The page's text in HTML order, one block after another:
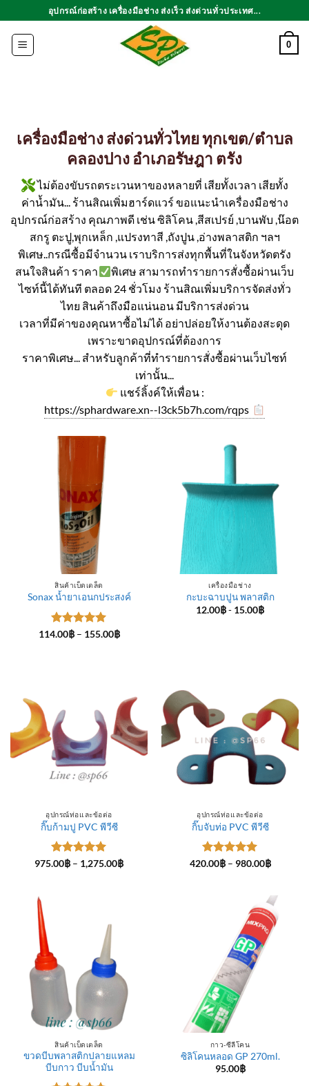
ไป
เนื้อหา
อุปกรณ์ก่อสร้าง เครื่องมือช่าง ส่งเร็ว ส่งด่วนทั่วประเทศ...
0
เครื่องมือช่าง ส่งด่วนทั่วไทย ทุกเขต/ตำบล
คลองปาง อำเภอรัษฎา ตรัง
ไม่ต้องขับรถตระเวนหาของหลายที่ เสียทั้งเวลา เสียทั้ง
ค่าน้ำมัน... ร้านสิณเพิ่มฮาร์ดแวร์ ขอแนะนำเครื่องมือช่าง
อุปกรณ์ก่อสร้าง คุณภาพดี เช่น ซิลิโคน ,สีสเปรย์ ,บานพับ ,น๊อต
สกรู ตะปู,พุกเหล็ก ,แปรงทาสี ,ถังปูน ,อ่างพลาสติก ฯลฯ
พิเศษ..กรณีซื้อมีจำนวน เราบริการส่งทุกพื้นที่ในจังหวัดตรัง
สนใจสินค้า ราคา
พิเศษ สามารถทำรายการสั่งซื้อผ่านเว็บ
ไซท์นี้ได้ทันที ตลอด 24 ชั่วโมง ร้านสิณเพิ่มบริการจัดส่งทั่ว
ไทย สินค้าถึงมือแน่นอน มีบริการส่งด่วน
เวลาที่มีค่าของคุณหาซื้อไม่ได้ อย่าปล่อยให้งานต้องสะดุด
เพราะขาดอุปกรณ์ที่ต้องการ
ราคาพิเศษ... สำหรับลูกค้าที่ทำรายการสั่งซื้อผ่านเว็บไซท์
เท่านั้น...
แชร์ลิ้งค์ให้เพื่อน :
https://sphardware.xn--l3ck5b7h.com/rqps
สินค้าเบ็ดเตล็ด
Sonax น้ำยาเอนกประสงค์
ให้คะแนน
114.00฿ – 155.00฿Price
เครื่องมือช่าง
กะบะฉาบปูน พลาสติก
12.00฿- 15.00฿
อุปกรณ์ท่อและข้อต่อ
กิ๊บก้ามปู PVC พีวีซี
ให้คะแนน
975.00฿ – 1,275.00฿Price
อุปกรณ์ท่อและข้อต่อ
กิ๊บจับท่อ PVC พีวีซี
ให้คะแนน
420.00฿ – 980.00฿Price
980.00฿
สินค้าเบ็ดเตล็ด
ขวดบีบพลาสติกปลายแหลม
บีบกาว บีบน้ำมัน
กาว-ซีลีโคน
ซิลิโคนหลอด GP 270ml.
95.00฿